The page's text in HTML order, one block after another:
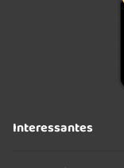
Interessantes